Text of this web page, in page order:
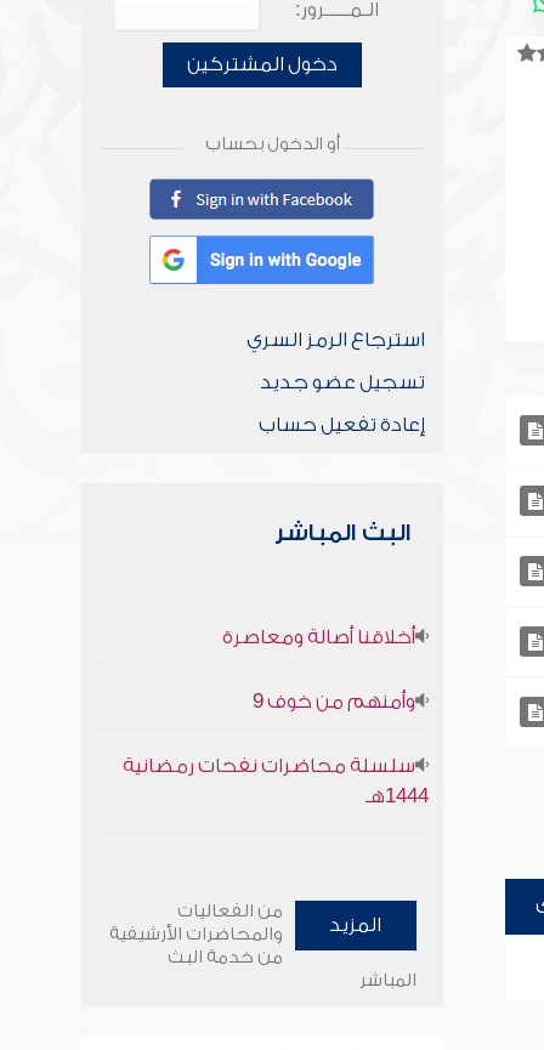
الـمـــــرور:
دخول المشتركين
أو الدخول بحساب
استرجاع الرمز السري
تسجيل عضو جديد
إعادة تفعيل حساب
البث المباشر
أخلاقنا أصالة ومعاصرة
وأمنهم من خوف 9
سلسلة محاضرات نفحات رمضانية
1444هـ
المزيد
من الفعاليات
والمحاضرات الأرشيفية
من خدمة البث
المباشر